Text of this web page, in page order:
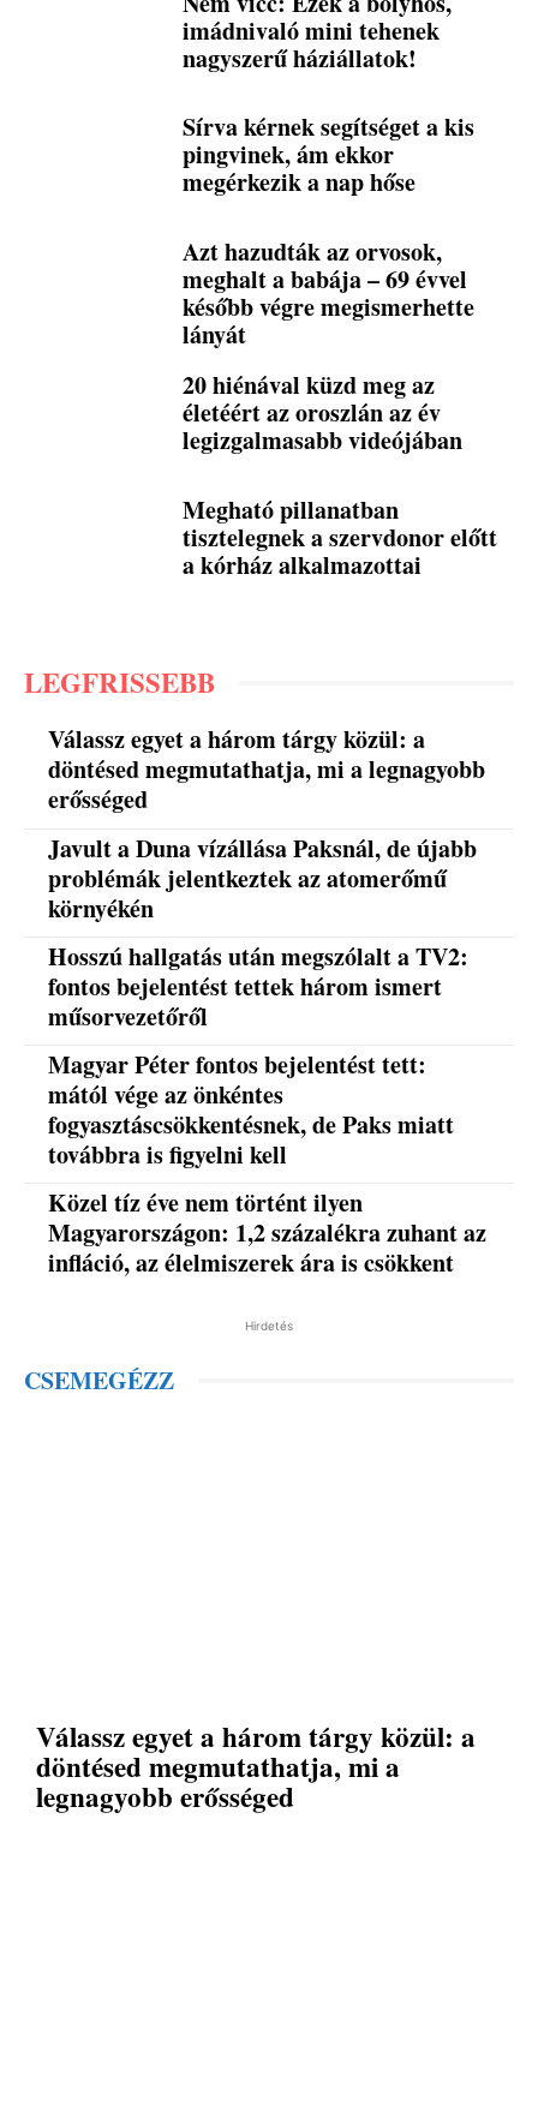
imádnivaló mini tehenek
nagyszerű háziállatok!
Sírva kérnek segítséget a kis
pingvinek, ám ekkor
megérkezik a nap hőse
Azt hazudták az orvosok,
meghalt a babája – 69 évvel
később végre megismerhette
lányát
20 hiénával küzd meg az
életéért az oroszlán az év
legizgalmasabb videójában
Megható pillanatban
tisztelegnek a szervdonor előtt
a kórház alkalmazottai
LEGFRISSEBB
Válassz egyet a három tárgy közül: a
döntésed megmutathatja, mi a legnagyobb
erősséged
Javult a Duna vízállása Paksnál, de újabb
problémák jelentkeztek az atomerőmű
környékén
Hosszú hallgatás után megszólalt a TV2:
fontos bejelentést tettek három ismert
műsorvezetőről
Magyar Péter fontos bejelentést tett:
mától vége az önkéntes
fogyasztáscsökkentésnek, de Paks miatt
továbbra is figyelni kell
Közel tíz éve nem történt ilyen
Magyarországon: 1,2 százalékra zuhant az
infláció, az élelmiszerek ára is csökkent
Hirdetés
CSEMEGÉZZ
Válassz egyet a három tárgy közül: a
döntésed megmutathatja, mi a
legnagyobb erősséged